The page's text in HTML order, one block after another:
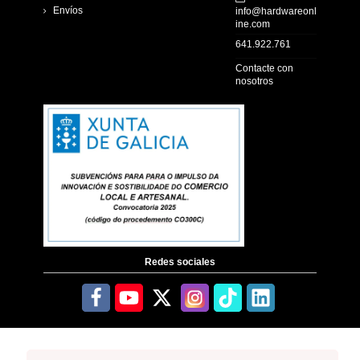
Envíos
info@hardwareonl
ine.com
641.922.761
Contacte con
nosotros
Redes sociales